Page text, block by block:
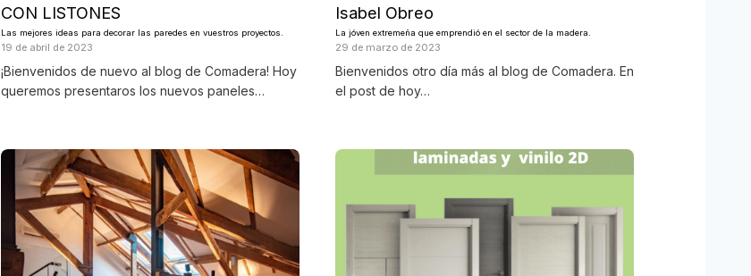
CON LISTONES
Las mejores ideas para decorar las paredes en vuestros proyectos.
19 de abril de 2023
¡Bienvenidos de nuevo al blog de Comadera! Hoy
queremos presentaros los nuevos paneles…
Isabel Obreo
La jóven extremeña que emprendió en el sector de la madera.
29 de marzo de 2023
Bienvenidos otro día más al blog de Comadera. En
el post de hoy…